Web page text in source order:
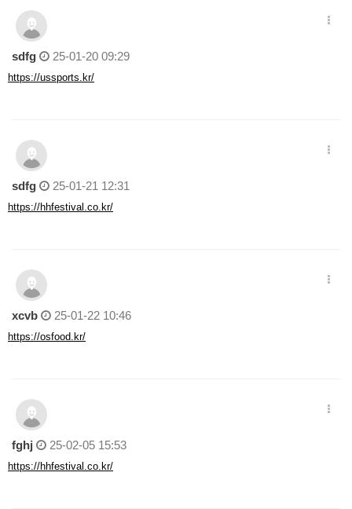
sdfg 25-01-20 09:29
https://ussports.kr/
sdfg 25-01-21 12:31
https://hhfestival.co.kr/
xcvb 25-01-22 10:46
https://osfood.kr/
fghj 25-02-05 15:53
https://hhfestival.co.kr/